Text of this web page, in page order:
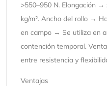
>550–950 N. Elongación
kg/m². Ancho del rollo →
en campo → Se utiliza en
contención temporal.
entre resistencia y
Ventajas